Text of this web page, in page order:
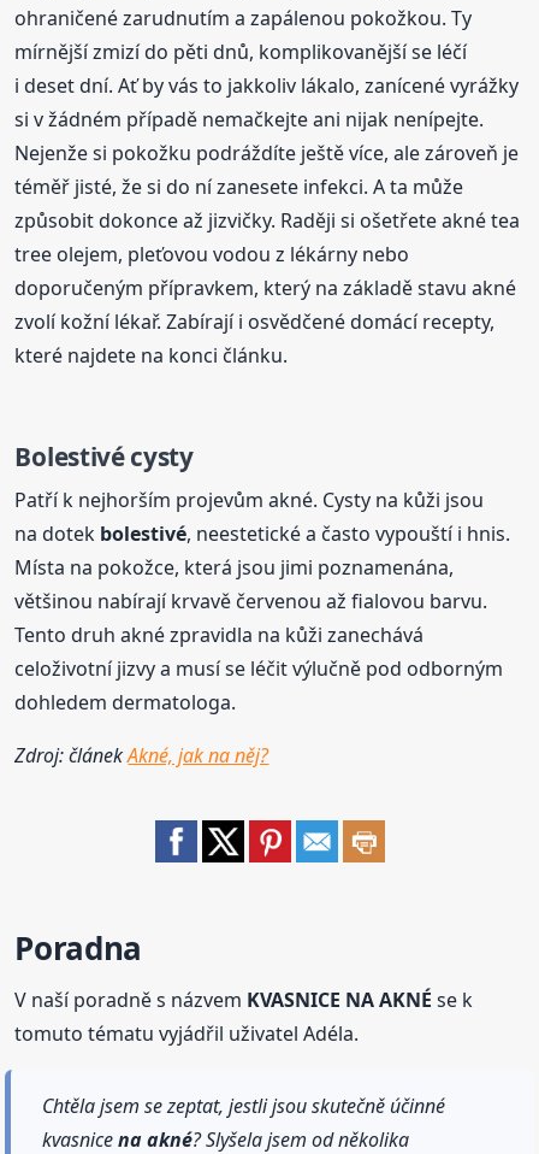
ohraničené zarudnutím a zapálenou pokožkou. Ty
mírnější zmizí do pěti dnů, komplikovanější se léčí
i deset dní. Ať by vás to jakkoliv lákalo, zanícené vyrážky
si v žádném případě nemačkejte ani nijak nenípejte.
Nejenže si pokožku podráždíte ještě více, ale zároveň je
téměř jisté, že si do ní zanesete infekci. A ta může
způsobit dokonce až jizvičky. Raději si ošetřete akné tea
tree olejem, pleťovou vodou z lékárny nebo
doporučeným přípravkem, který na základě stavu akné
zvolí kožní lékař. Zabírají i osvědčené domácí recepty,
které najdete na konci článku.
Bolestivécysty
Patří k nejhorším projevům akné. Cysty na kůži jsou
na dotek bolestivé, neestetické a často vypouští i hnis.
Místa na pokožce, která jsou jimi poznamenána,
většinou nabírají krvavě červenou až fialovou barvu.
Tento druh akné zpravidla na kůži zanechává
celoživotní jizvy a musí se léčit výlučně pod odborným
dohledem dermatologa.
Zdroj: článekAkné, jak na něj?
Poradna
V naší poradně s názvem KVASNICE NA AKNÉ se k
tomuto tématu vyjádřil uživatel Adéla.
Chtěla jsem se zeptat, jestli jsou skutečně účinné
kvasnicena akné? Slyšela jsem od několika